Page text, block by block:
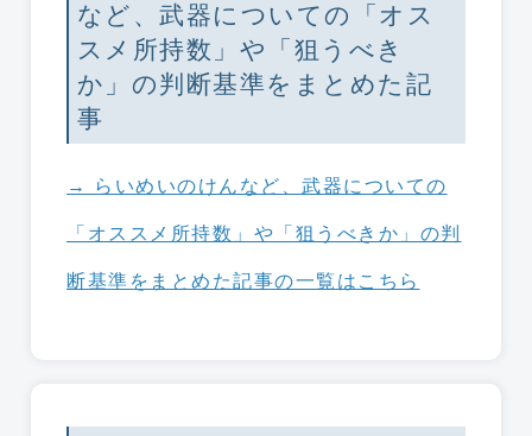
など、武器についての「オス
スメ所持数」や「狙うべき
か」の判断基準をまとめた記
事
→ らいめいのけんなど、武器についての
「オススメ所持数」や「狙うべきか」の判
断基準をまとめた記事の一覧はこちら